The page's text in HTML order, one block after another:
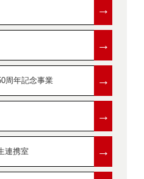
→
→
周年記念事業 →
→
連携室 →